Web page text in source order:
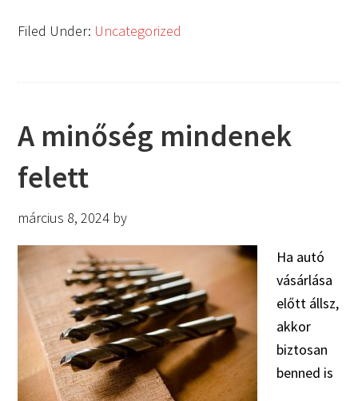
Filed Under: Uncategorized
A minőség mindenek
felett
március 8, 2024 by
Ha autó
vásárlása
előtt állsz,
akkor
biztosan
benned is